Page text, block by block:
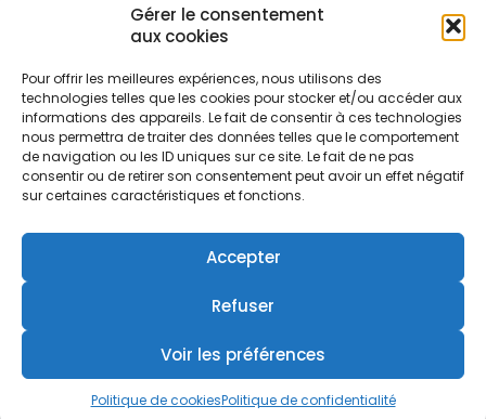
Gérer le consentement
aux cookies
Pour offrir les meilleures expériences, nous utilisons des
technologies telles que les cookies pour stocker et/ou accéder aux
informations des appareils. Le fait de consentir à ces technologies
nous permettra de traiter des données telles que le comportement
de navigation ou les ID uniques sur ce site. Le fait de ne pas
consentir ou de retirer son consentement peut avoir un effet négatif
sur certaines caractéristiques et fonctions.
Accepter
Refuser
Voir les préférences
Politique de cookiesPolitique de confidentialité
NOUS CONTACTER
SIÈGE SOCIAL
PROXIMITÉ COURTAGE
678 BOULEVARD DES HUNAUDIÈRES
72230 RUAUDIN
TÉLÉPHONE >> AFFICHER LE NUMÉRO <<
EMAIL
contact@proximite-courtage.fr
Formulaire de contact
MENTIONS LÉGALESPOLITIQUE DE CONFIDENTIALITÉ